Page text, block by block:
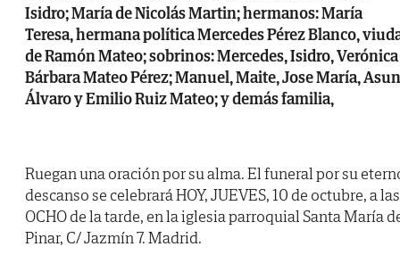
Isidro; María de Nicolás Martin; hermanos: María
Teresa, hermana política Mercedes Pérez Blanco,
de Ramón Mateo; sobrinos: Mercedes, Isidro,
Bárbara Mateo Pérez; Manuel, Maite, Jose María,
Álvaro y Emilio Ruiz Mateo; y demás familia,
Ruegan una oración por su alma. El funeral por su
descanso se celebrará HOY, JUEVES, 10 de octubre, a las
OCHO de la tarde, en la iglesia parroquial Santa María
Pinar, C/ Jazmín 7. Madrid.